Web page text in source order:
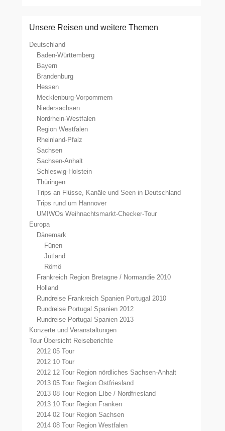
Unsere Reisen und weitere Themen
Deutschland
Baden-Württemberg
Bayern
Brandenburg
Hessen
Mecklenburg-Vorpommern
Niedersachsen
Nordrhein-Westfalen
Region Westfalen
Rheinland-Pfalz
Sachsen
Sachsen-Anhalt
Schleswig-Holstein
Thüringen
Trips an Flüsse, Kanäle und Seen in Deutschland
Trips rund um Hannover
UMIWOs Weihnachtsmarkt-Checker-Tour
Europa
Dänemark
Fünen
Jütland
Römö
Frankreich Region Bretagne / Normandie 2010
Holland
Rundreise Frankreich Spanien Portugal 2010
Rundreise Portugal Spanien 2012
Rundreise Portugal Spanien 2013
Konzerte und Veranstaltungen
Tour Übersicht Reiseberichte
2012 05 Tour
2012 10 Tour
2012 12 Tour Region nördliches Sachsen-Anhalt
2013 05 Tour Region Ostfriesland
2013 08 Tour Region Elbe / Nordfriesland
2013 10 Tour Region Franken
2014 02 Tour Region Sachsen
2014 08 Tour Region Westfalen